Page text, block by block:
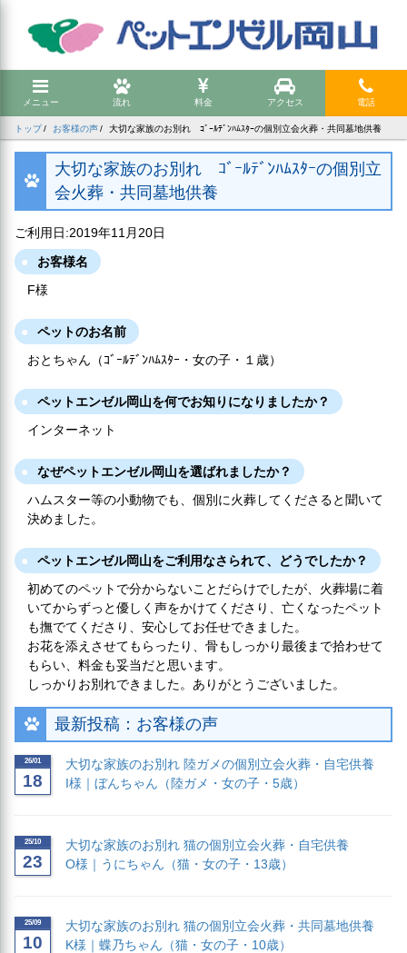
メニュー 流れ 料金 アクセス 電話
トップ お客様の声 大切な家族のお別れ ｺﾞｰﾙﾃﾞﾝﾊﾑｽﾀｰの個別立会火葬・共同墓地供養
大切な家族のお別れ ｺﾞｰﾙﾃﾞﾝﾊﾑｽﾀｰの個別立
会火葬・共同墓地供養
ご利用日:2019年11月20日
お客様名
F様
ペットのお名前
おとちゃん（ｺﾞｰﾙﾃﾞﾝﾊﾑｽﾀｰ・女の子・１歳）
ペットエンゼル岡山を何でお知りになりましたか？
インターネット
なぜペットエンゼル岡山を選ばれましたか？
ハムスター等の小動物でも、個別に火葬してくださると聞いて
決めました。
ペットエンゼル岡山をご利用なさられて、どうでしたか？
初めてのペットで分からないことだらけでしたが、火葬場に着
いてからずっと優しく声をかけてくださり、亡くなったペット
も撫でてくださり、安心してお任せできました。
お花を添えさせてもらったり、骨もしっかり最後まで拾わせて
もらい、料金も妥当だと思います。
しっかりお別れできました。ありがとうございました。
最新投稿：お客様の声
26/01
18
大切な家族のお別れ 陸ガメの個別立会火葬・自宅供養
I様｜ぼんちゃん（陸ガメ・女の子・5歳）
25/10
23
大切な家族のお別れ 猫の個別立会火葬・自宅供養
O様｜うにちゃん（猫・女の子・13歳）
25/09
10
大切な家族のお別れ 猫の個別立会火葬・共同墓地供養
K様｜蝶乃ちゃん（猫・女の子・10歳）